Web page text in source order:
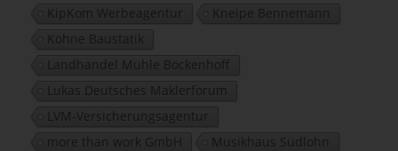
KipKom Werbeagentur
Kneipe Bennemann
Köhne Baustatik
Landhandel Mühle Böckenhoff
Lukas Deutsches Maklerforum
LVM-Versicherungsagentur
more than work GmbH
Musikhaus Südlohn